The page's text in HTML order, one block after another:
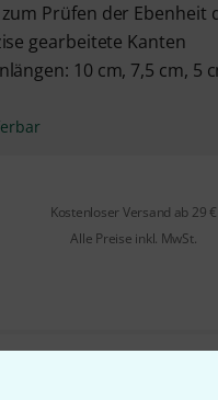
Prüfen der Ebenheit
gearbeitete Kanten
10 cm, 7,5 cm, 5
Kostenloser Versand ab 29 €
Alle Preise inkl. MwSt.